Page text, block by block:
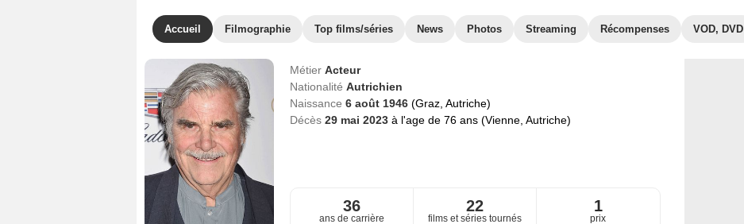
Accueil Filmographie Top films/séries News Photos Streaming Récompenses VOD, DVD
Métier Acteur
Nationalité Autrichien
Naissance 6 août 1946 (Graz, Autriche)
Décès 29 mai 2023 à l'age de 76 ans (Vienne, Autriche)
36
ans de carrière
22
films et séries tournés
1
prix